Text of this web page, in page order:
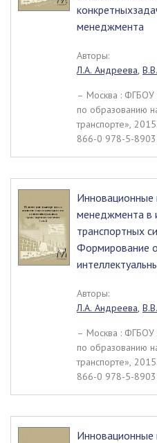
менеджмента
Авторы:
Л.А. Андреева,
– Москва : ФГБОУ
по образованию
транспорте»,
866-0 978-5-
Инновационные
менеджмента в
транспортных
Формирование
Авторы:
Л.А. Андреева,
– Москва : ФГБОУ
по образованию
транспорте»,
866-0 978-5-
Инновационные